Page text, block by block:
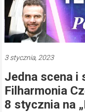
3 stycznia, 2023
Jedna scena i
Filharmonia
8 stycznia na